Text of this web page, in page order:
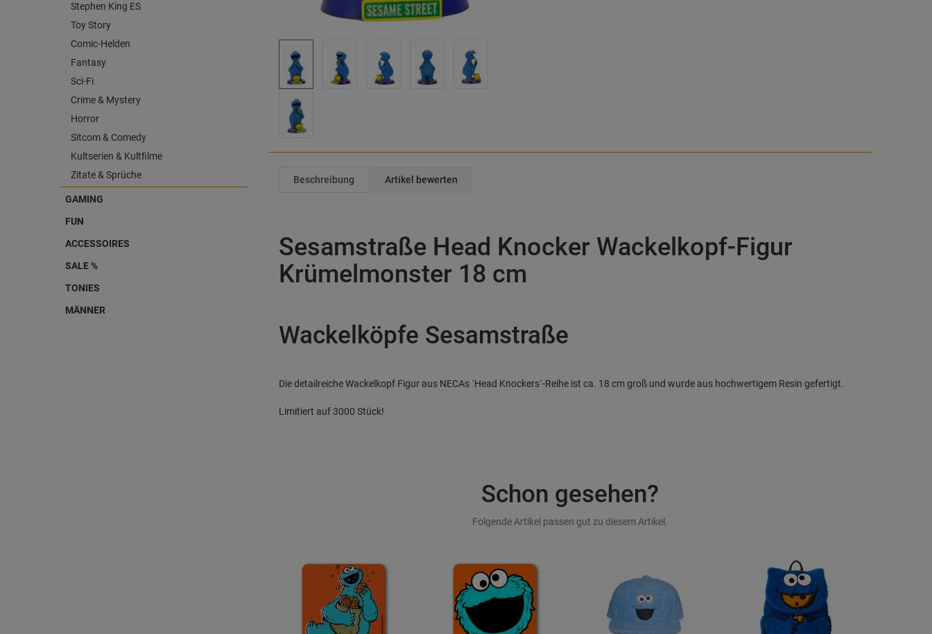
Stephen King ES
Toy Story
Comic-Helden
Fantasy
Sci-Fi
Crime & Mystery
Horror
Sitcom & Comedy
Kultserien & Kultfilme
Zitate & Sprüche
GAMING
FUN
ACCESSOIRES
SALE %
TONIES
MÄNNER
Beschreibung Artikel bewerten
Sesamstraße Head Knocker Wackelkopf-Figur
Krümelmonster 18 cm
Wackelköpfe Sesamstraße
Die detailreiche Wackelkopf Figur aus NECAs ´Head Knockers´-Reihe ist ca. 18 cm groß und wurde aus hochwertigem Resin gefertigt.
Limitiert auf 3000 Stück!
Schon gesehen?
Folgende Artikel passen gut zu diesem Artikel.